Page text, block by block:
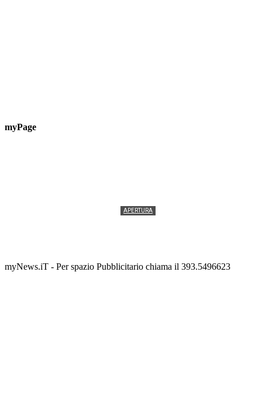
myPage
APERTURA
myNews.iT - Per spazio Pubblicitario chiama il 393.5496623